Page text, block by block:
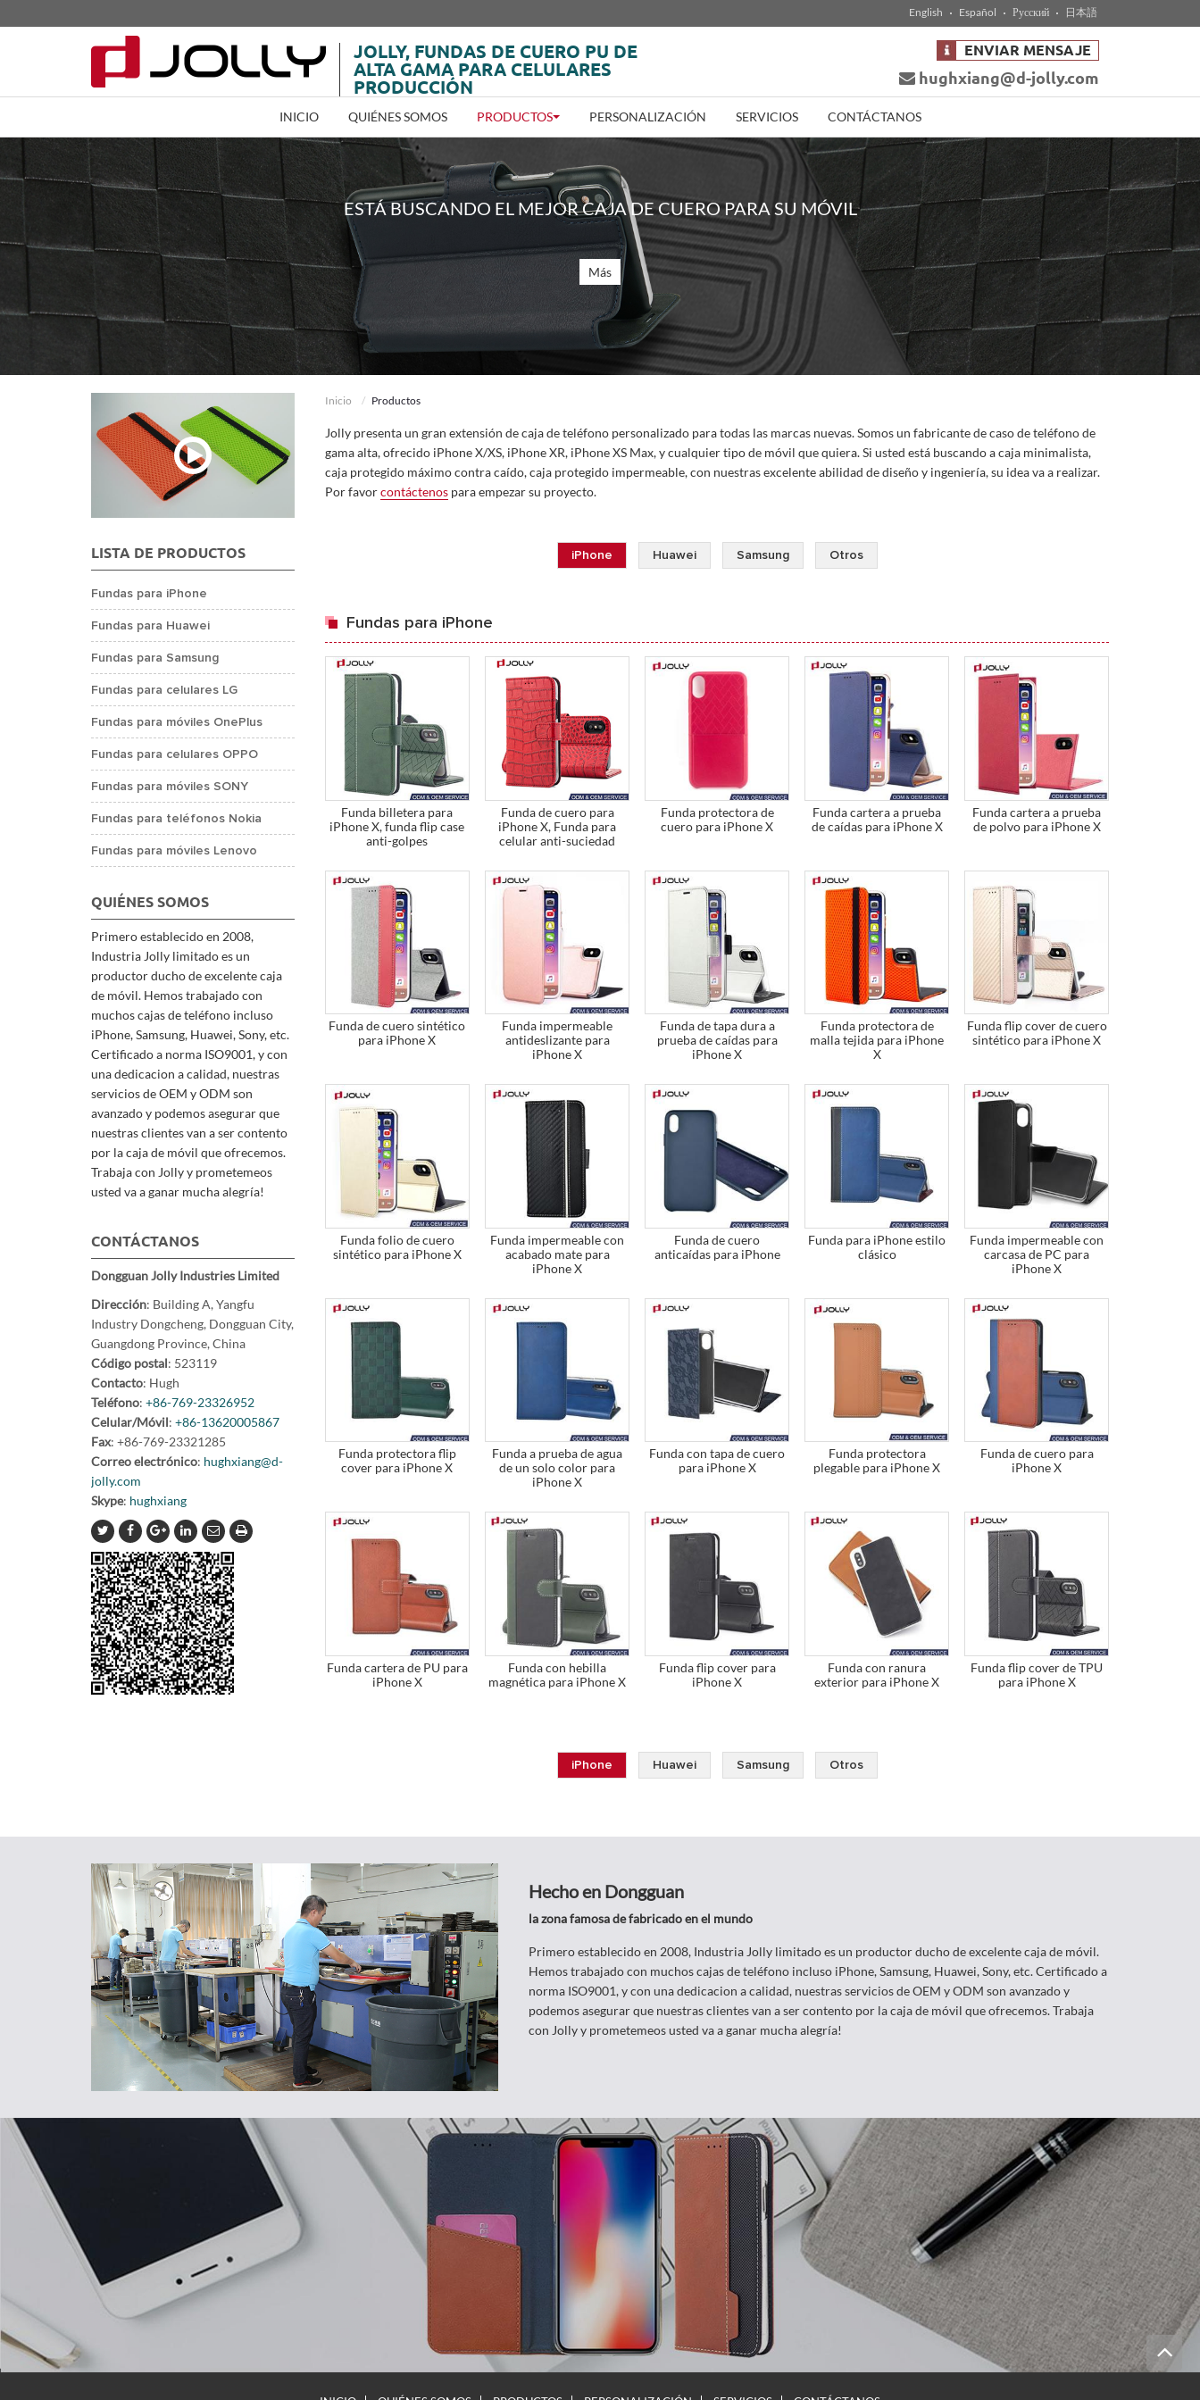
English Español Русский 日本語
JOLLY, FUNDAS DE CUERO PU DE
ALTA GAMA PARA CELULARES
PRODUCCIÓN
ENVIAR MENSAJE
hughxiang@d-jolly.com
INICIO QUIÉNES SOMOS PRODUCTOS PERSONALIZACIÓN SERVICIOS CONTÁCTANOS
ESTÁ BUSCANDO EL MEJOR CAJA DE CUERO PARA SU MÓVIL
Más
Inicio Productos
Jolly presenta un gran extensión de caja de teléfono personalizado para todas las marcas nuevas. Somos un fabricante de caso de teléfono de
gama alta, ofrecido iPhone X/XS, iPhone XR, iPhone XS Max, y cualquier tipo de móvil que quiera. Si usted está buscando a caja minimalista,
caja protegido máximo contra caído, caja protegido impermeable, con nuestras excelente abilidad de diseño y ingeniería, su idea va a realizar.
Por favorcontáctenos para empezar su proyecto.
iPhone Huawei Samsung Otros
Fundas para iPhone
Funda billetera para
iPhone X, funda flip case
anti-golpes
Funda de cuero para
iPhone X, Funda para
celular anti-suciedad
Funda protectora de
cuero para iPhone X
Funda cartera a prueba
de caídas para iPhone X
Funda cartera a prueba
de polvo para iPhone X
Funda de cuero sintético
para iPhone X
Funda impermeable
antideslizante para
iPhone X
Funda de tapa dura a
prueba de caídas para
iPhone X
Funda protectora de
malla tejida para iPhone
X
Funda flip cover de cuero
sintético para iPhone X
Funda folio de cuero
sintético para iPhone X
Funda impermeable con
acabado mate para
iPhone X
Funda de cuero
anticaídas para iPhone
Funda para iPhone estilo
clásico
Funda impermeable con
carcasa de PC para
iPhone X
Funda protectora flip
cover para iPhone X
Funda a prueba de agua
de un solo color para
iPhone X
Funda con tapa de cuero
para iPhone X
Funda protectora
plegable para iPhone X
Funda de cuero para
iPhone X
Funda cartera de PU para
iPhone X
Funda con hebilla
magnética para iPhone X
Funda flip cover para
iPhone X
Funda con ranura
exterior para iPhone X
Funda flip cover de TPU
para iPhone X
iPhone Huawei Samsung Otros
LISTA DE PRODUCTOS
Fundas para iPhone
Fundas para Huawei
Fundas para Samsung
Fundas para celulares LG
Fundas para móviles OnePlus
Fundas para celulares OPPO
Fundas para móviles SONY
Fundas para teléfonos Nokia
Fundas para móviles Lenovo
QUIÉNES SOMOS
Primero establecido en 2008,
Industria Jolly limitado es un
productor ducho de excelente caja
de móvil. Hemos trabajado con
muchos cajas de teléfono incluso
iPhone, Samsung, Huawei, Sony, etc.
Certificado a norma ISO9001, y con
una dedicacion a calidad, nuestras
servicios de OEM y ODM son
avanzado y podemos asegurar que
nuestras clientes van a ser contento
por la caja de móvil que ofrecemos.
Trabaja con Jolly y prometemeos
usted va a ganar mucha alegría!
CONTÁCTANOS
Dongguan Jolly Industries Limited
Dirección: Building A, Yangfu
Industry Dongcheng, Dongguan City,
Guangdong Province, China
Código postal: 523119
Contacto: Hugh
Teléfono: +86-769-23326952
Celular/Móvil: +86-13620005867
Fax: +86-769-23321285
Correo electrónico: hughxiang@d-
jolly.com
Skype: hughxiang
Hecho en Dongguan
la zona famosa de fabricado en el mundo
Primero establecido en 2008, Industria Jolly limitado es un productor ducho de excelente caja de móvil.
Hemos trabajado con muchos cajas de teléfono incluso iPhone, Samsung, Huawei, Sony, etc. Certificado a
norma ISO9001, y con una dedicacion a calidad, nuestras servicios de OEM y ODM son avanzado y
podemos asegurar que nuestras clientes van a ser contento por la caja de móvil que ofrecemos. Trabaja
con Jolly y prometemeos usted va a ganar mucha alegría!